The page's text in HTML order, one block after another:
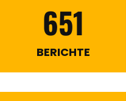
651
BERICHTE